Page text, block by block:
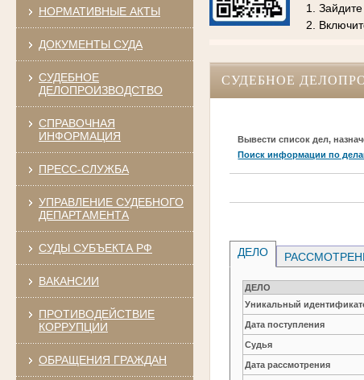
НОРМАТИВНЫЕ АКТЫ
ДОКУМЕНТЫ СУДА
СУДЕБНОЕ
ДЕЛОПРОИЗВОДСТВО
СПРАВОЧНАЯ
ИНФОРМАЦИЯ
ПРЕСС-СЛУЖБА
УПРАВЛЕНИЕ СУДЕБНОГО
ДЕПАРТАМЕНТА
СУДЫ СУБЪЕКТА РФ
ВАКАНСИИ
ПРОТИВОДЕЙСТВИЕ
КОРРУПЦИИ
ОБРАЩЕНИЯ ГРАЖДАН
1.
2.
СУДЕБНОЕ
Вывести список дел,
Поиск информации по
ДЕЛО
ДЕЛО
Уникальный
Дата поступления
Судья
Дата рассмотрения